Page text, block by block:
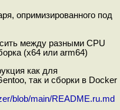
опримизированного под
между разными CPU
(x64 или arm64)
как для
так и сборки в Docker
blob/main/README.ru.md